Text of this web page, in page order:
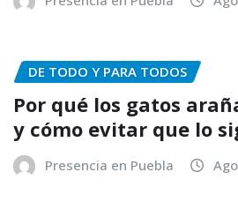
DE TODO Y PARA TODOS
Por qué los gatos
y cómo evitar que lo
Presencia en Puebla